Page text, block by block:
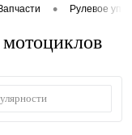
• Рулевое